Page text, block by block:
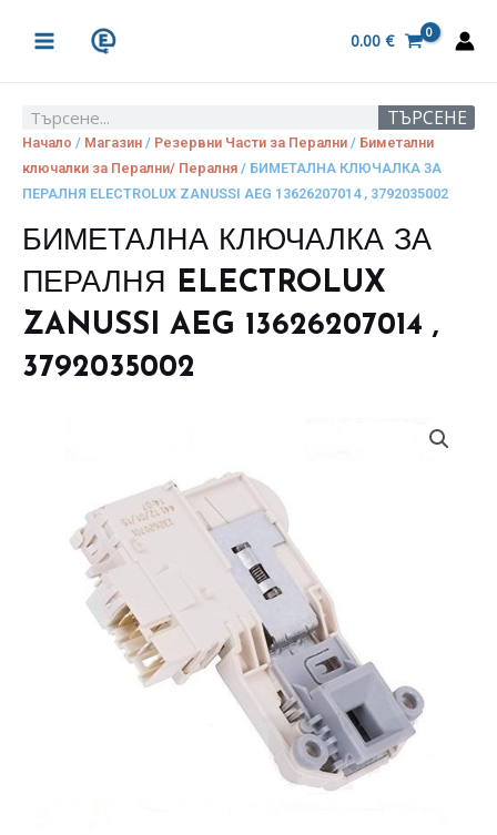
MENU
0.00 €
Search ТЪРСЕНЕ
Начало / Магазин / Резервни Части за Перални / Биметални
ключалки за Перални/ Пералня / БИМЕТАЛНА КЛЮЧАЛКА ЗА
ПЕРАЛНЯ ELECTROLUX ZANUSSI AEG 13626207014 , 3792035002
БИМЕТАЛНА КЛЮЧАЛКА ЗА
ПЕРАЛНЯ ELECTROLUX
ZANUSSI AEG 13626207014 ,
3792035002